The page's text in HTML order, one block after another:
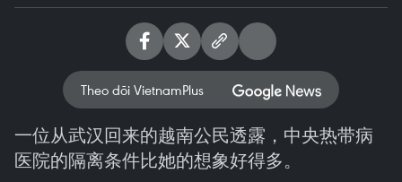
Theo dõi VietnamPlus
一位从武汉回来的越南公民透露，中央热带病
医院的隔离条件比她的想象好得多。